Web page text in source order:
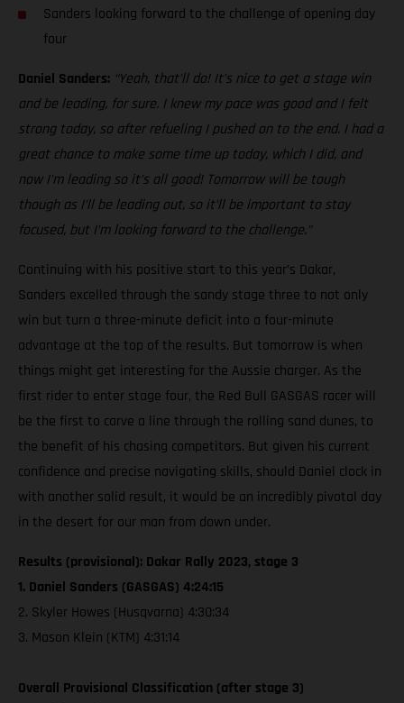
Sanders looking forward to the challenge of opening day
four
Daniel Sanders: “Yeah, that’ll do! It’s nice to get a stage win
and be leading, for sure. I knew my pace was good and I felt
strong today, so after refueling I pushed on to the end. I had a
great chance to make some time up today, which I did, and
now I’m leading so it’s all good! Tomorrow will be tough
though as I’ll be leading out, so it’ll be important to stay
focused, but I’m looking forward to the challenge.”
Continuing with his positive start to this year’s Dakar,
Sanders excelled through the sandy stage three to not only
win but turn a three-minute deficit into a four-minute
advantage at the top of the results. But tomorrow is when
things might get interesting for the Aussie charger. As the
first rider to enter stage four, the Red Bull GASGAS racer will
be the first to carve a line through the rolling sand dunes, to
the benefit of his chasing competitors. But given his current
confidence and precise navigating skills, should Daniel clock in
with another solid result, it would be an incredibly pivotal day
in the desert for our man from down under.
Results (provisional): Dakar Rally 2023, stage 3
1. Daniel Sanders (GASGAS) 4:24:15
2. Skyler Howes (Husqvarna) 4:30:34
3. Mason Klein (KTM) 4:31:14
Overall Provisional Classification (after stage 3)